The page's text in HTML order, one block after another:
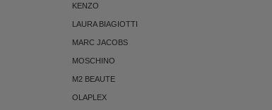
KENZO
LAURA BIAGIOTTI
MARC JACOBS
MOSCHINO
M2 BEAUTE
OLAPLEX